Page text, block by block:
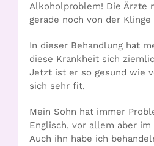
Alkoholproblem! Die Ärzte
gerade noch von der Klinge
In dieser Behandlung hat
diese Krankheit sich
Jetzt ist er so gesund wie
sich sehr fit.
Mein Sohn hat immer
Englisch, vor allem aber im
Auch ihn habe ich